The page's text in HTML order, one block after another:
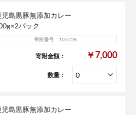
児島黒豚無添加カレー
パック
寄附番号 105728
寄附金額： ￥7,000
数量：
児島黒豚無添加カレー